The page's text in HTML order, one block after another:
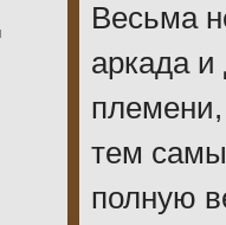
Весьма
аркада и
тем
полную